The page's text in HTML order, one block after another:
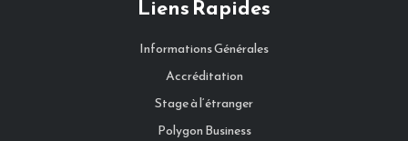
Liens Rapides
Informations Générales
Accréditation
Stage à l‘étranger
Polygon Business